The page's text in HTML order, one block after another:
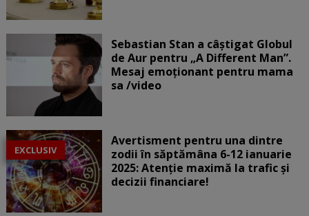
Sebastian Stan a câștigat Globul
de Aur pentru „A Different Man”.
Mesaj emoționant pentru mama
sa /video
EXCLUSIV
Avertisment pentru una dintre
zodii în săptămâna 6-12 ianuarie
2025: Atenție maximă la trafic și
decizii financiare!